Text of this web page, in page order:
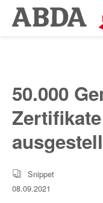
Springe
direkt
zur
Meta-
Navigation
Inhalt
zur
50.000
Zertifikate
Snippet
08.09.2021